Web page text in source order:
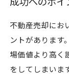
不動産売却にお
ントがあります
場価値より高く
をしてしまいま